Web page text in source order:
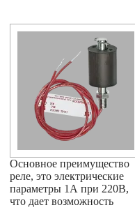
Основное преимущество
реле, это электрические
параметры 1А при 220В,
что дает возможность